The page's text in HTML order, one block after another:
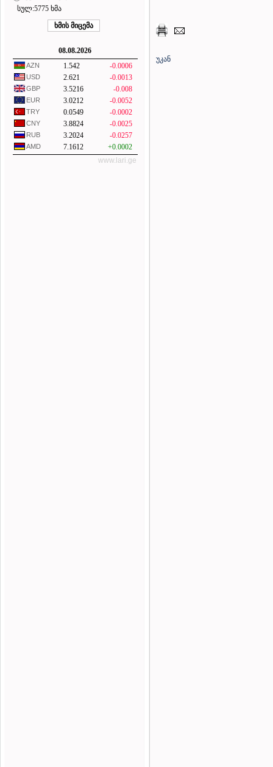
სულ:5775 ხმა
08.08.2026
AZN 1.542 -0.0006
USD 2.621 -0.0013
GBP 3.5216 -0.008
EUR 3.0212 -0.0052
TRY 0.0549 -0.0002
CNY 3.8824 -0.0025
RUB 3.2024 -0.0257
AMD 7.1612
+0.0002
www.lari.ge
უკან